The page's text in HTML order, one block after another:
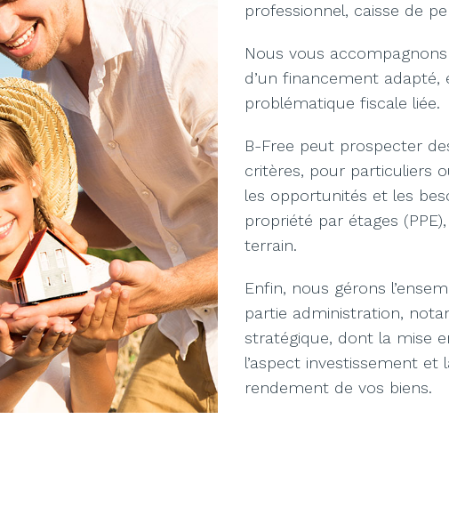
professionnel, caisse de
Nous vous
d’un financement
problématique fiscale liée.
B-Free peut prospecter
critères, pour particuliers
les opportunités et les
propriété par étages
terrain.
Enfin, nous gérons
partie administration,
stratégique, dont la mise
l’aspect investissement et
rendement de vos biens.